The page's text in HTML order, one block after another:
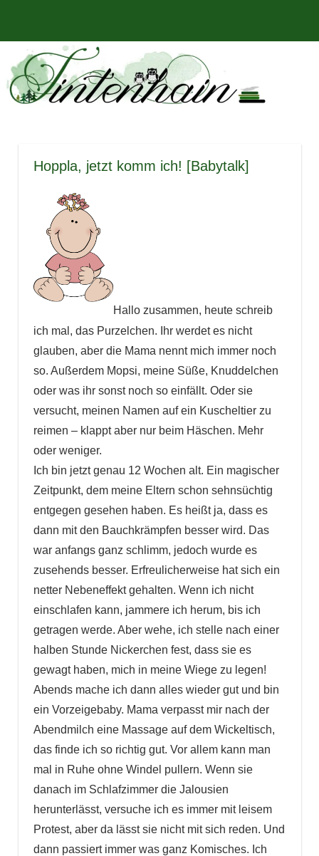
springen
Tintenhain
–
Der
Rezensionen
und
mehr
Hoppla, jetzt komm ich! [Babytalk]
Hallo zusammen, heute schreib
ich mal, das Purzelchen. Ihr werdet es nicht
glauben, aber die Mama nennt mich immer noch
so. Außerdem Mopsi, meine Süße, Knuddelchen
oder was ihr sonst noch so einfällt. Oder sie
versucht, meinen Namen auf ein Kuscheltier zu
reimen – klappt aber nur beim Häschen. Mehr
oder weniger.
Ich bin jetzt genau 12 Wochen alt. Ein magischer
Zeitpunkt, dem meine Eltern schon sehnsüchtig
entgegen gesehen haben. Es heißt ja, dass es
dann mit den Bauchkrämpfen besser wird. Das
war anfangs ganz schlimm, jedoch wurde es
zusehends besser. Erfreulicherweise hat sich ein
netter Nebeneffekt gehalten. Wenn ich nicht
einschlafen kann, jammere ich herum, bis ich
getragen werde. Aber wehe, ich stelle nach einer
halben Stunde Nickerchen fest, dass sie es
gewagt haben, mich in meine Wiege zu legen!
Abends mache ich dann alles wieder gut und bin
ein Vorzeigebaby. Mama verpasst mir nach der
Abendmilch eine Massage auf dem Wickeltisch,
das finde ich so richtig gut. Vor allem kann man
mal in Ruhe ohne Windel pullern. Wenn sie
danach im Schlafzimmer die Jalousien
herunterlässt, versuche ich es immer mit leisem
Protest, aber da lässt sie nicht mit sich reden. Und
dann passiert immer was ganz Komisches. Ich